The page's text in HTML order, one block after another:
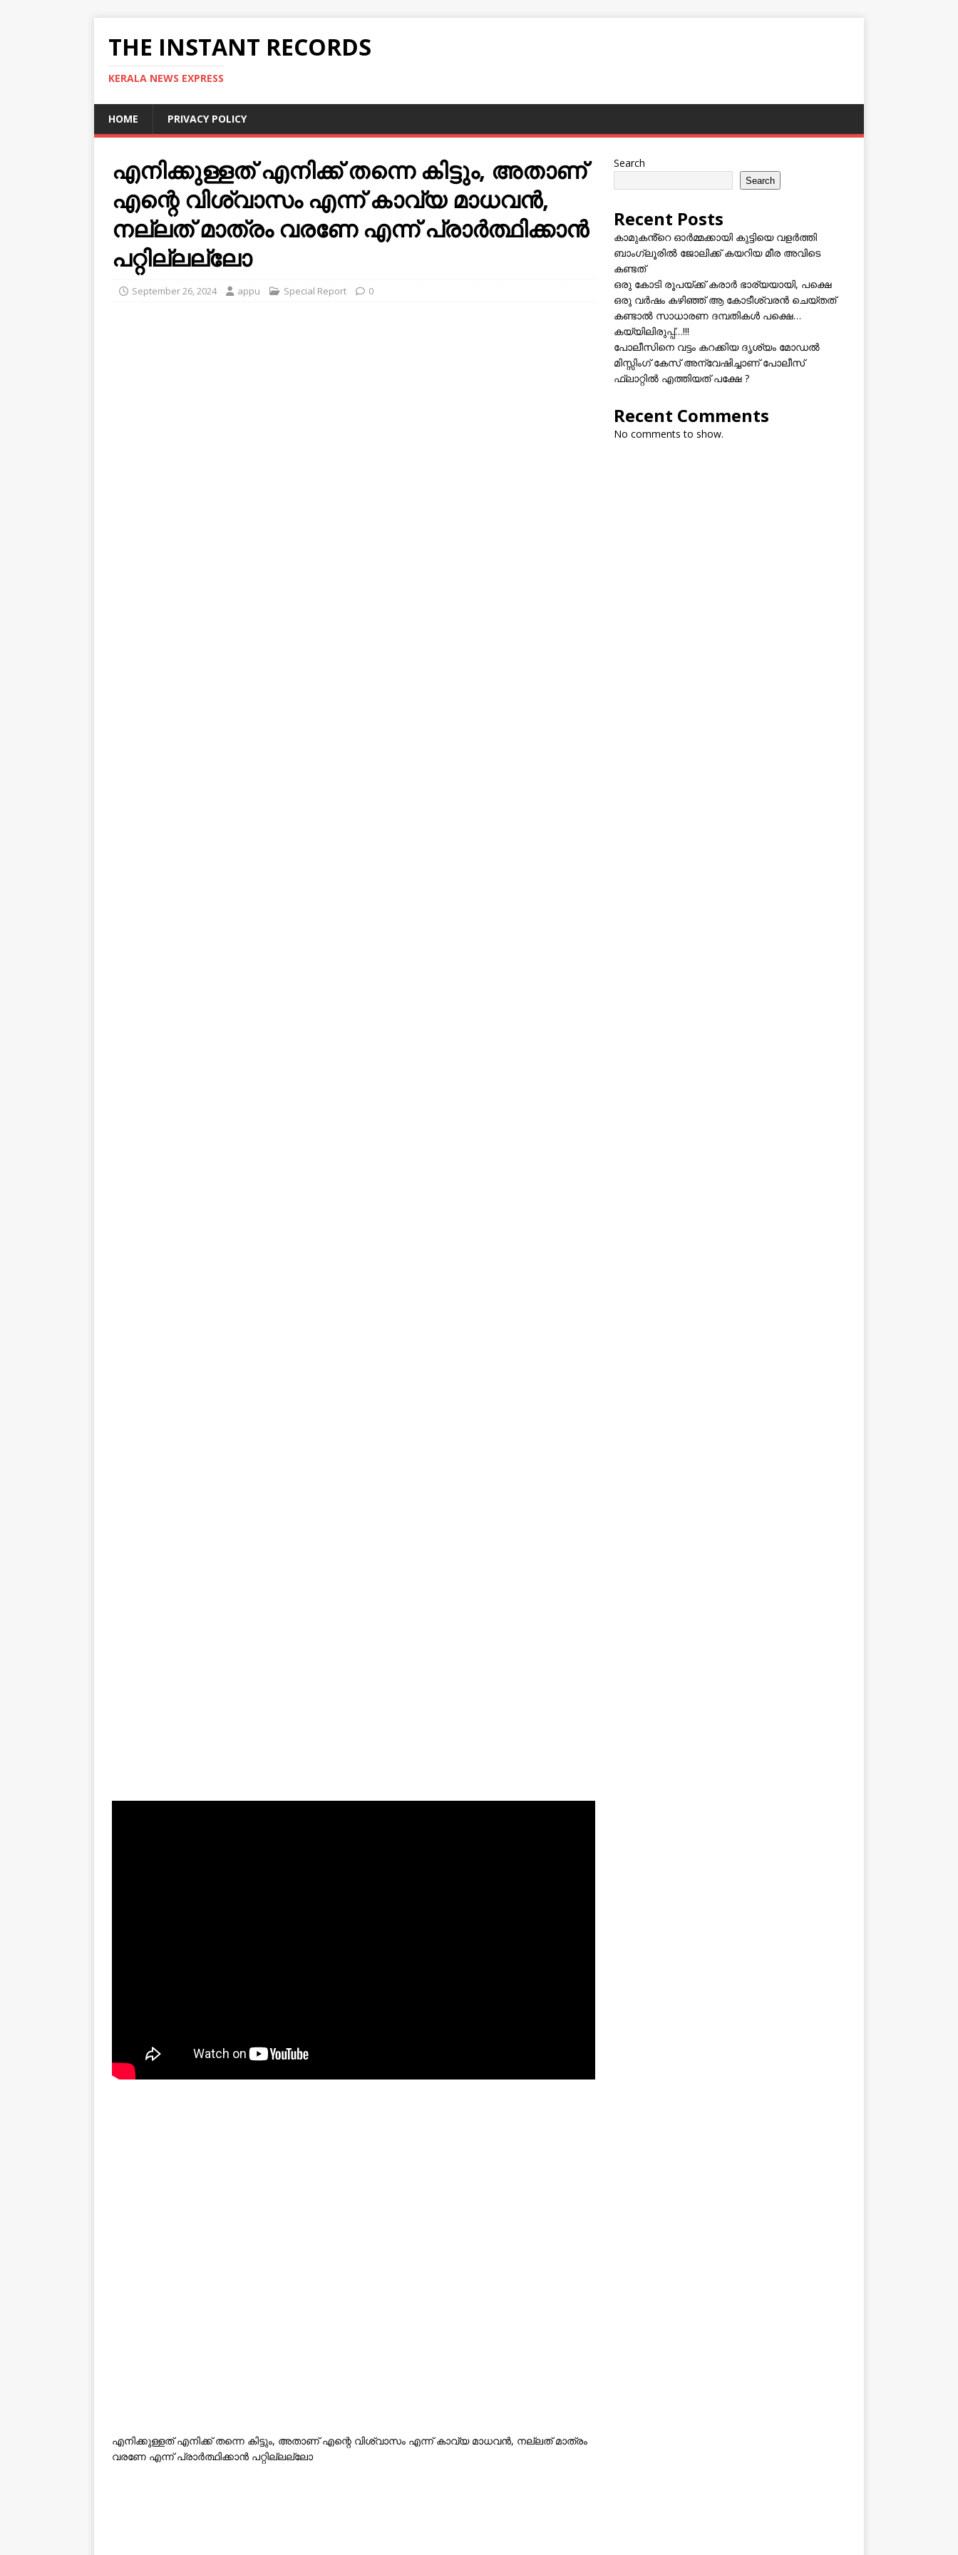
THE INSTANT RECORDS
KERALA NEWS EXPRESS
HOME PRIVACY POLICY
എനിക്കുള്ളത് എനിക്ക് തന്നെ കിട്ടും, അതാണ്
എന്റെ വിശ്വാസം എന്ന് കാവ്യ മാധവന്‍,
നല്ലത് മാത്രം വരണേ എന്ന് പ്രാര്‍ത്ഥിക്കാന്‍
പറ്റില്ലല്ലോ
September 26, 2024 appu Special Report 0
എനിക്കുള്ളത് എനിക്ക് തന്നെ കിട്ടും, അതാണ് എന്റെ വിശ്വാസം എന്ന് കാവ്യ മാധവന്‍, നല്ലത് മാത്രം
വരണേ എന്ന് പ്രാര്‍ത്ഥിക്കാന്‍ പറ്റില്ലല്ലോ
Search
Search
Recent Posts
കാമുകൻ്റെ ഓർമ്മക്കായി കുട്ടിയെ വളർത്തി
ബാംഗ്ലൂരിൽ ജോലിക്ക് കയറിയ മീര അവിടെ
കണ്ടത്
ഒരു കോടി രൂപയ്ക്ക് കരാർ ഭാര്യയായി, പക്ഷെ
ഒരു വർഷം കഴിഞ്ഞ് ആ കോടീശ്വരൻ ചെയ്തത്
കണ്ടാൽ സാധാരണ ദമ്പതികൾ പക്ഷെ…
കയ്യിലിരുപ്പ്…!!!
പോലീസിനെ വട്ടം കറക്കിയ ദൃശ്യം മോഡല്‍
മിസ്സിംഗ് കേസ് അന്വേഷിച്ചാണ് പോലീസ്
ഫ്ലാറ്റിൽ എത്തിയത് പക്ഷേ ?
Recent Comments
No comments to show.